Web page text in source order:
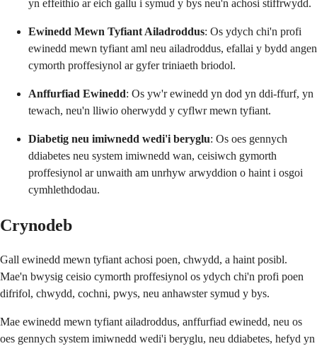
yn effeithio ar eich gallu i symud y bys neu'n achosi stiffrwydd.
Ewinedd Mewn Tyfiant Ailadroddus: Os ydych chi'n profi
ewinedd mewn tyfiant aml neu ailadroddus, efallai y bydd angen
cymorth proffesiynol ar gyfer triniaeth briodol.
Anffurfiad Ewinedd: Os yw'r ewinedd yn dod yn ddi-ffurf, yn
tewach, neu'n lliwio oherwydd y cyflwr mewn tyfiant.
Diabetig neu imiwnedd wedi'i beryglu: Os oes gennych
ddiabetes neu system imiwnedd wan, ceisiwch gymorth
proffesiynol ar unwaith am unrhyw arwyddion o haint i osgoi
cymhlethdodau.
Crynodeb
Gall ewinedd mewn tyfiant achosi poen, chwydd, a haint posibl.
Mae'n bwysig ceisio cymorth proffesiynol os ydych chi'n profi poen
difrifol, chwydd, cochni, pwys, neu anhawster symud y bys.
Mae ewinedd mewn tyfiant ailadroddus, anffurfiad ewinedd, neu os
oes gennych system imiwnedd wedi'i beryglu, neu ddiabetes, hefyd yn